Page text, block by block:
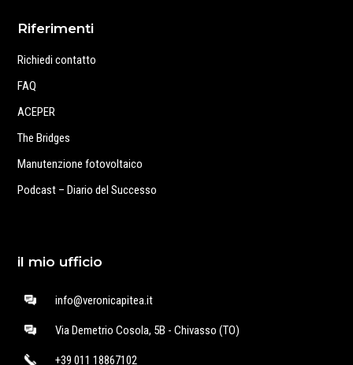
Riferimenti
Richiedi contatto
FAQ
ACEPER
The Bridges
Manutenzione fotovoltaico
Podcast – Diario del Successo
il mio ufficio
info@veronicapitea.it
Via Demetrio Cosola, 5B - Chivasso (TO)
+39 011 18867102